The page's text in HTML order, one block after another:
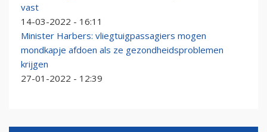
vast
14-03-2022 - 16:11
Minister Harbers: vliegtuigpassagiers mogen
mondkapje afdoen als ze gezondheidsproblemen
krijgen
27-01-2022 - 12:39